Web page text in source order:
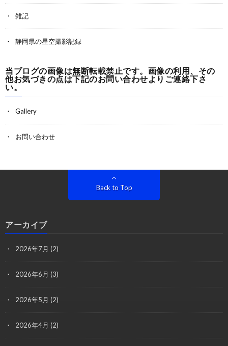
雑記
静岡県の星空撮影記録
当ブログの画像は無断転載禁止です。画像の利用、その
他お気づきの点は下記のお問い合わせよりご連絡下さ
い。
Gallery
お問い合わせ
Back to Top
アーカイブ
2026年7月 (2)
2026年6月 (3)
2026年5月 (2)
2026年4月 (2)